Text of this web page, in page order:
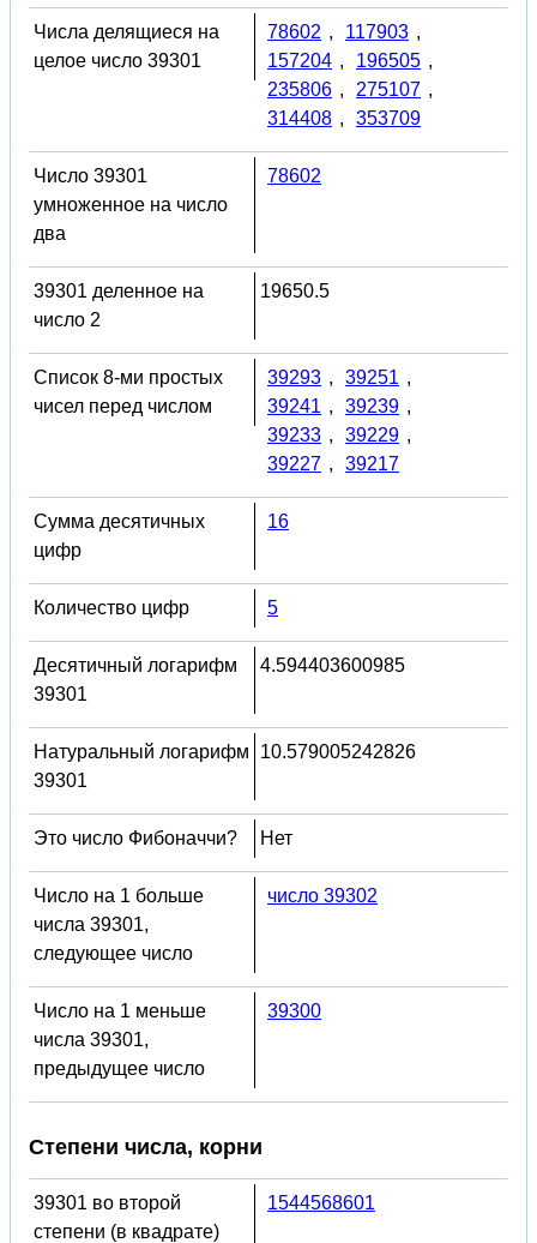
Числа делящиеся на
целое число 39301
78602 , 117903 ,
157204 , 196505 ,
235806 , 275107 ,
314408 , 353709
Число 39301
умноженное на число
два
78602
39301 деленное на
число 2
19650.5
Список 8-ми простых
чисел перед числом
39293 , 39251 ,
39241 , 39239 ,
39233 , 39229 ,
39227 , 39217
Сумма десятичных
цифр
16
Количество цифр 5
Десятичный логарифм
39301
4.594403600985
Натуральный логарифм
39301
10.579005242826
Это число Фибоначчи? Нет
Число на 1 больше
числа 39301,
следующее число
число 39302
Число на 1 меньше
числа 39301,
предыдущее число
39300
Степени числа, корни
39301 во второй
степени (в квадрате)
1544568601